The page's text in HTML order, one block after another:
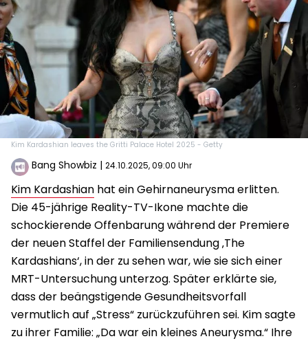
Kim Kardashian leaves the Gritti Palace Hotel 2025 - Getty
Bang Showbiz | 24.10.2025, 09:00 Uhr
Kim Kardashian hat ein Gehirnaneurysma erlitten.
Die 45-jährige Reality-TV-Ikone machte die
schockierende Offenbarung während der Premiere
der neuen Staffel der Familiensendung ‚The
Kardashians‘, in der zu sehen war, wie sie sich einer
MRT-Untersuchung unterzog. Später erklärte sie,
dass der beängstigende Gesundheitsvorfall
vermutlich auf „Stress“ zurückzuführen sei. Kim sagte
zu ihrer Familie: „Da war ein kleines Aneurysma.“ Ihre